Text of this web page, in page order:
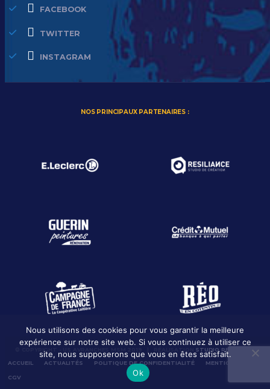
FACEBOOK
TWITTER
INSTAGRAM
NOS PRINCIPAUX PARTENAIRES :
STUDIO RESILIANCE
ACCUEIL ACTUALITÉS POLITIQUE DE CONFIDENTIALITÉ MENTION LÉGALES
CGV
Nous utilisons des cookies pour vous garantir la meilleure
expérience sur notre site web. Si vous continuez à utiliser ce
site, nous supposerons que vous en êtes satisfait.
Ok